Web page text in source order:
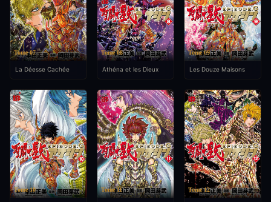
Tome 07
La Déesse Cachée
Tome 08
Athéna et les Dieux
Tome 09
Les Douze Maisons
Tome 10 Tome 11 Tome 12